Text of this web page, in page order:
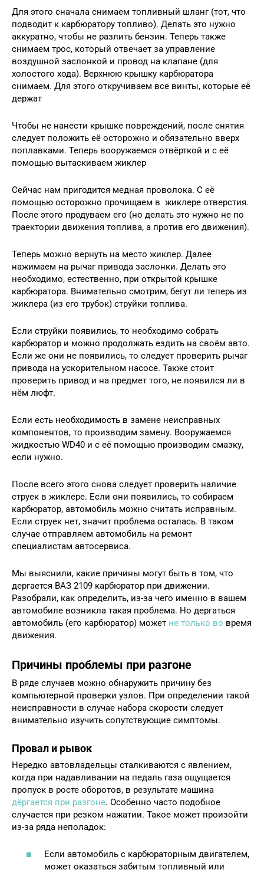
Для этого сначала снимаем топливный шланг (тот, что
подводит к карбюратору топливо). Делать это нужно
аккуратно, чтобы не разлить бензин. Теперь также
снимаем трос, который отвечает за управление
воздушной заслонкой и провод на клапане (для
холостого хода). Верхнюю крышку карбюратора
снимаем. Для этого откручиваем все винты, которые её
держат
Чтобы не нанести крышке повреждений, после снятия
следует положить её осторожно и обязательно вверх
поплавками. Теперь вооружаемся отвёрткой и с её
помощью вытаскиваем жиклер
Сейчас нам пригодится медная проволока. С её
помощью осторожно прочищаем в жиклере отверстия.
После этого продуваем его (но делать это нужно не по
траектории движения топлива, а против его движения).
Теперь можно вернуть на место жиклер. Далее
нажимаем на рычаг привода заслонки. Делать это
необходимо, естественно, при открытой крышке
карбюратора. Внимательно смотрим, бегут ли теперь из
жиклера (из его трубок) струйки топлива.
Если струйки появились, то необходимо собрать
карбюратор и можно продолжать ездить на своём авто.
Если же они не появились, то следует проверить рычаг
привода на ускорительном насосе. Также стоит
проверить привод и на предмет того, не появился ли в
нём люфт.
Если есть необходимость в замене неисправных
компонентов, то производим замену. Вооружаемся
жидкостью WD40 и с её помощью производим смазку,
если нужно.
После всего этого снова следует проверить наличие
струек в жиклере. Если они появились, то собираем
карбюратор, автомобиль можно считать исправным.
Если струек нет, значит проблема осталась. В таком
случае отправляем автомобиль на ремонт
специалистам автосервиса.
Мы выяснили, какие причины могут быть в том, что
дергается ВАЗ 2109 карбюратор при движении.
Разобрали, как определить, из-за чего именно в вашем
автомобиле возникла такая проблема. Но дергаться
автомобиль (его карбюратор) может не только во время
движения.
Причины проблемы при разгоне
В ряде случаев можно обнаружить причину без
компьютерной проверки узлов. При определении такой
неисправности в случае набора скорости следует
внимательно изучить сопутствующие симптомы.
Провал и рывок
Нередко автовладельцы сталкиваются с явлением,
когда при надавливании на педаль газа ощущается
пропуск в росте оборотов, в результате машина
дёргается при разгоне. Особенно часто подобное
случается при резком нажатии. Такое может произойти
из-за ряда неполадок:
Если автомобиль с карбюраторным двигателем,
может оказаться забитым топливный или